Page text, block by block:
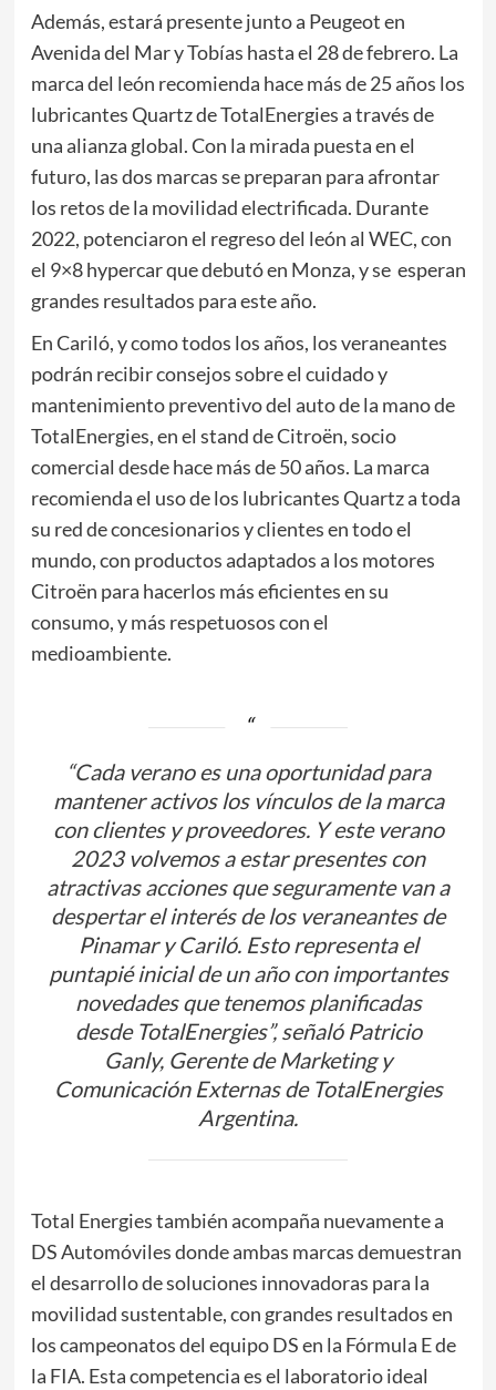
Además, estará presente junto a Peugeot en
Avenida del Mar y Tobías hasta el 28 de febrero. La
marca del león recomienda hace más de 25 años los
lubricantes Quartz de TotalEnergies a través de
una alianza global. Con la mirada puesta en el
futuro, las dos marcas se preparan para afrontar
los retos de la movilidad electrificada. Durante
2022, potenciaron el regreso del león al WEC, con
el 9×8 hypercar que debutó en Monza, y se esperan
grandes resultados para este año.
En Cariló, y como todos los años, los veraneantes
podrán recibir consejos sobre el cuidado y
mantenimiento preventivo del auto de la mano de
TotalEnergies, en el stand de Citroën, socio
comercial desde hace más de 50 años. La marca
recomienda el uso de los lubricantes Quartz a toda
su red de concesionarios y clientes en todo el
mundo, con productos adaptados a los motores
Citroën para hacerlos más eficientes en su
consumo, y más respetuosos con el
medioambiente.
“Cada verano es una oportunidad para
mantener activos los vínculos de la marca
con clientes y proveedores. Y este verano
2023 volvemos a estar presentes con
atractivas acciones que seguramente van a
despertar el interés de los veraneantes de
Pinamar y Cariló. Esto representa el
puntapié inicial de un año con importantes
novedades que tenemos planificadas
desde TotalEnergies”, señaló Patricio
Ganly, Gerente de Marketing y
Comunicación Externas de TotalEnergies
Argentina.
Total Energies también acompaña nuevamente a
DS Automóviles donde ambas marcas demuestran
el desarrollo de soluciones innovadoras para la
movilidad sustentable, con grandes resultados en
los campeonatos del equipo DS en la Fórmula E de
la FIA. Esta competencia es el laboratorio ideal